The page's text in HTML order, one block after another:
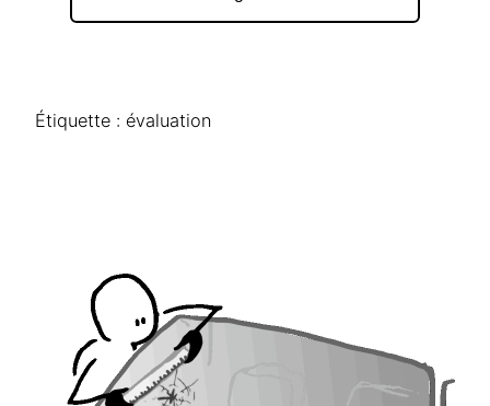
Étiquette : évaluation